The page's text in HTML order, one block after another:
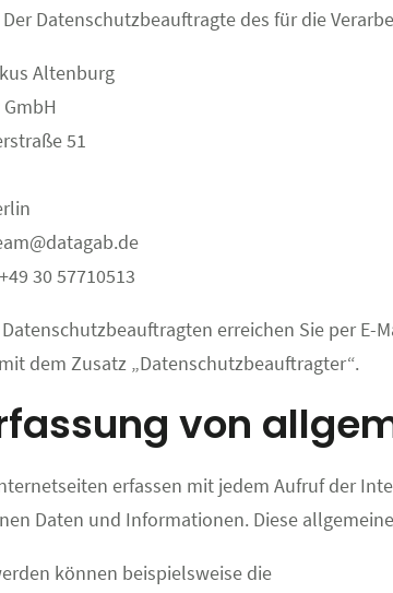
Datenschutzbeauftragte des für die
Altenburg
GmbH
51
30 57710513
erreichen Sie per E-
dem Zusatz „Datenschutzbeauftragter“.
von
erfassen mit jedem Aufruf der
Daten und Informationen. Diese
können beispielsweise die